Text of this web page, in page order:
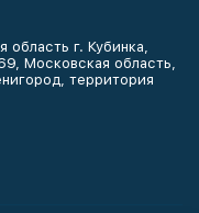
г. Кубинка,
Московская область,
территория